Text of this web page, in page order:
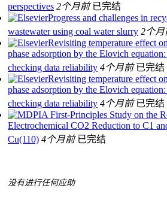
perspectives 2个月前 已完结
Progress and challenges in
wastewater using coal water slurry 2个月
Revisiting temperature effect
phase adsorption by the Elovich
checking data reliability 4个月前 已完结
Revisiting temperature effect
phase adsorption by the Elovich
checking data reliability 4个月前 已完结
A First-Principles Study on the
Electrochemical CO2 Reduction to C1
Cu(110) 4个月前 已完结
没有进行任何应助